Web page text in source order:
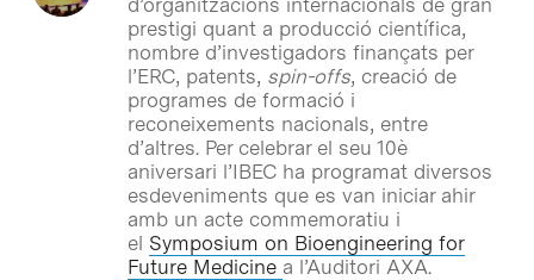
prestigi quant a producció científica,
nombre d’investigadors finançats per
l’ERC, patents, spin-offs, creació de
programes de formació i
reconeixements nacionals, entre
d’altres. Per celebrar el seu 10è
aniversari l’IBEC ha programat diversos
esdeveniments que es van iniciar ahir
amb un acte commemoratiu i
el Symposium on Bioengineering for
Future Medicine a l’Auditori AXA.